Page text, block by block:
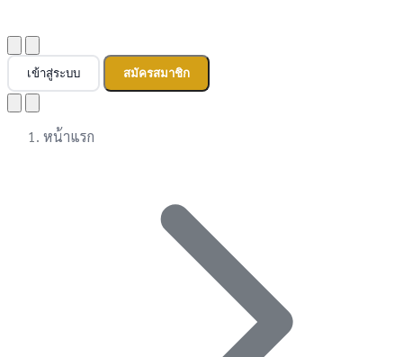
เข้าสู่ระบบ สมัครสมาชิก
หน้าแรก